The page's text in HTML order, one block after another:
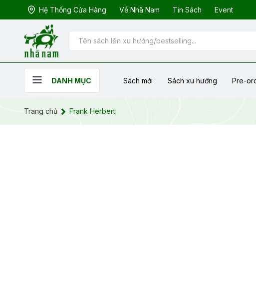
Hệ Thống Cửa Hàng Về Nhã Nam Tin Sách Event
DANH MỤC Sách mới Sách xu hướng Pre-
Trang chủ Frank Herbert